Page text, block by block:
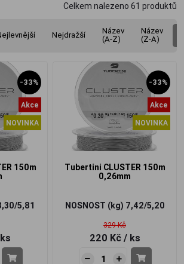
Celkem nalezeno 61 produktů
Nejdražší
Název
(A-Z)
Název
(Z-A)
-33%
Akce
NOVINKA
150m
5,81
-33%
Akce
NOVINKA
Tubertini CLUSTER 150m
0,26mm
NOSNOST (kg) 7,42/5,20
329 Kč
220 Kč / ks